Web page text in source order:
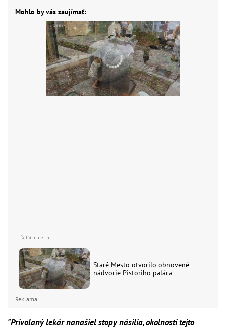
Mohlo by vás zaujímať:
Staré Mesto otvorilo obnovené
nádvorie Pistoriho paláca
Reklama
"Privolaný lekár nanašiel stopy násilia, okolnosti tejto